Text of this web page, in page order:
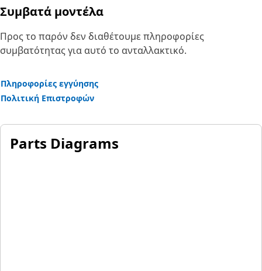
Συμβατά μοντέλα
Προς το παρόν δεν διαθέτουμε πληροφορίες
συμβατότητας για αυτό το ανταλλακτικό.
Πληροφορίες εγγύησης
Πολιτική Επιστροφών
Parts Diagrams